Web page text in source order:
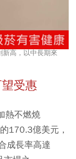
高，以中長期來
受惠
熱不燃燒
170.3億美元，
成長率高達